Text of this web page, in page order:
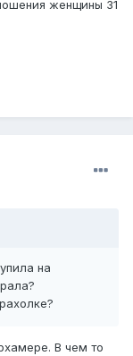
женщины 31
на
В чем то